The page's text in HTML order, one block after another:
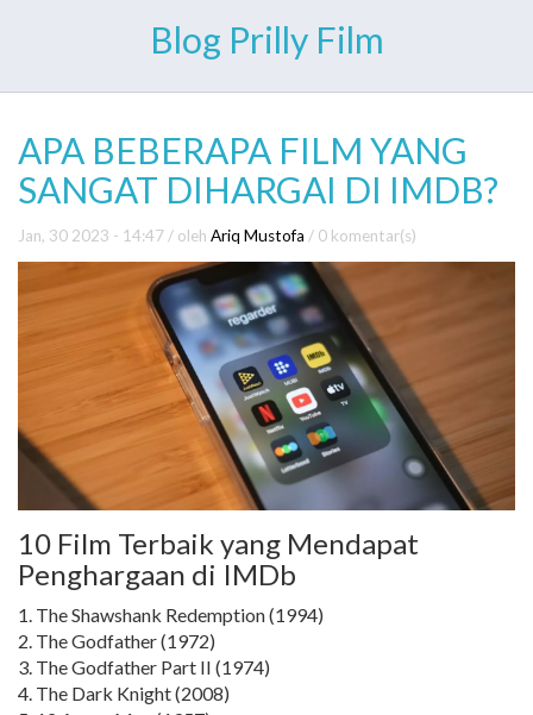
Blog Prilly Film
APA BEBERAPA FILM YANG
SANGAT DIHARGAI DI IMDB?
Jan, 30 2023 - 14:47 / oleh Ariq Mustofa / 0 komentar(s)
10 Film Terbaik yang Mendapat
Penghargaan di IMDb
1. The Shawshank Redemption (1994)
2. The Godfather (1972)
3. The Godfather Part II (1974)
4. The Dark Knight (2008)